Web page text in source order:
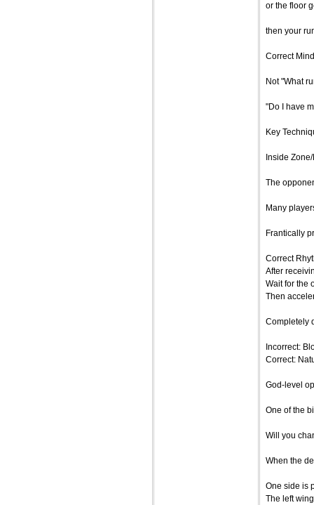
or the floor
then your
Correct
Not "What
"Do I have
Key
Inside
The
Many
Frantically
Correct
After
Wait for the
Then
Completely
Incorrect:
Correct:
God-level
One of the
Will you
When the
One side is
The left